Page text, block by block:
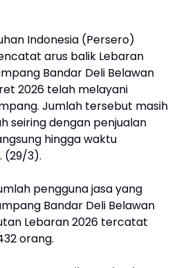
Indonesia (Persero)
arus balik Lebaran
Bandar Deli Belawan
2026 telah melayani
Jumlah tersebut masih
seiring dengan penjualan
hingga waktu
(29/3).
pengguna jasa yang
Bandar Deli Belawan
Lebaran 2026 tercatat
orang.